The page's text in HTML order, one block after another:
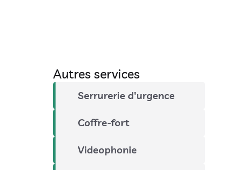
Autres services
Serrurerie d'urgence
Coffre-fort
Videophonie